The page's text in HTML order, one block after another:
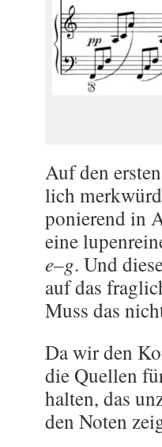
Auf den
lich
po­nie­rend in
eine
e–g. Und
auf das
Muss das
Da wir den
die Quel­len
hal­ten, das
den Noten